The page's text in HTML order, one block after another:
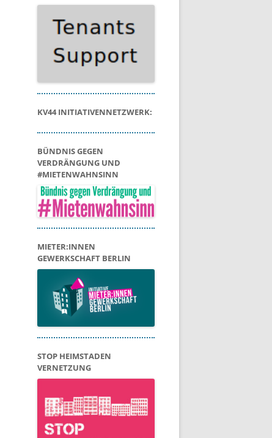
KV44 INITIATIVENNETZWERK:
BÜNDNIS GEGEN
VERDRÄNGUNG UND
#MIETENWAHNSINN
MIETER:INNEN
GEWERKSCHAFT BERLIN
STOP HEIMSTADEN
VERNETZUNG